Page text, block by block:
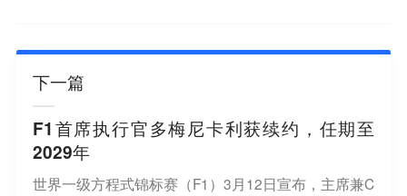
下一篇
F1首席执行官多梅尼卡利获续约，任期至
2029年
世界一级方程式锦标赛（F1）3月12日宣布，主席兼C